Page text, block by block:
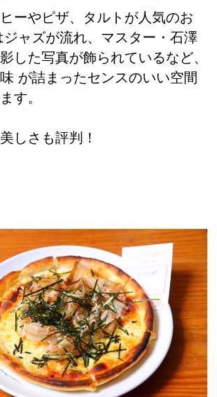
ーやピザ、タルトが人気のお
ジャズが流れ、マスター・石澤
した写真が飾られているなど、
が詰まったセンスのいい空間
す。
しさも評判！